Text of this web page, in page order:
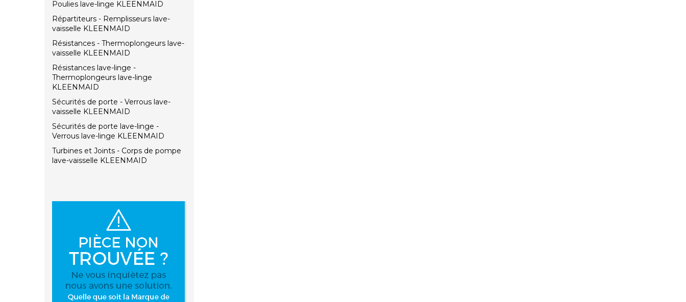
Poulies lave-linge KLEENMAID
Répartiteurs - Remplisseurs lave-
vaisselle KLEENMAID
Résistances - Thermoplongeurs lave-
vaisselle KLEENMAID
Résistances lave-linge -
Thermoplongeurs lave-linge
KLEENMAID
Sécurités de porte - Verrous lave-
vaisselle KLEENMAID
Sécurités de porte lave-linge -
Verrous lave-linge KLEENMAID
Turbines et Joints - Corps de pompe
lave-vaisselle KLEENMAID